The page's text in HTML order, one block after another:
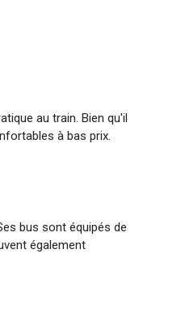
au train. Bien qu'il
à bas prix.
bus sont équipés de
également